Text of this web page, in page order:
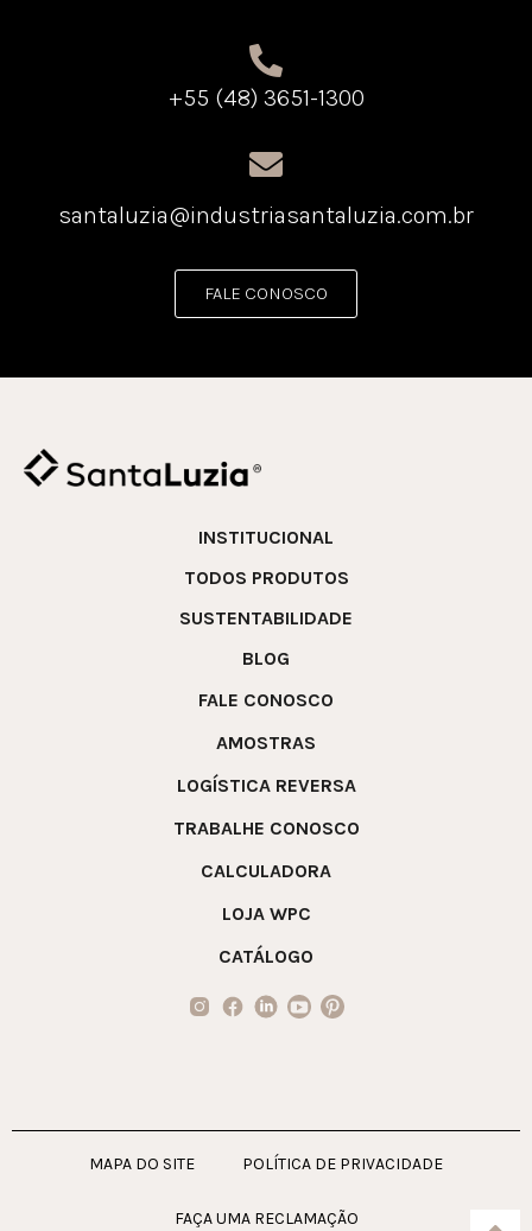
+55 (48) 3651-1300
santaluzia@industriasantaluzia.com.br
FALE CONOSCO
INSTITUCIONAL
TODOS PRODUTOS
SUSTENTABILIDADE
BLOG
FALE CONOSCO
AMOSTRAS
LOGÍSTICA REVERSA
TRABALHE CONOSCO
CALCULADORA
LOJA WPC
CATÁLOGO
MAPA DO SITE POLÍTICA DE PRIVACIDADE
FAÇA UMA RECLAMAÇÃO